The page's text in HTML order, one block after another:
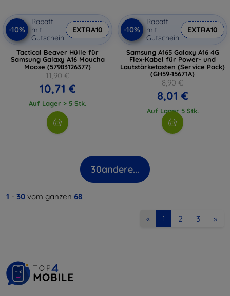
-10%
Rabatt
mit
Gutschein
EXTRA10
Tactical Beaver Hülle für
Samsung Galaxy A16 Moucha
Moose (57983126377)
11,90 €
10,71 €
Auf Lager > 5 Stk.
-10%
Rabatt
mit
Gutschein
EXTRA10
Samsung A165 Galaxy A16 4G
Flex-Kabel für Power- und
Lautstärketasten (Service Pack)
(GH59-15671A)
8,90 €
8,01 €
Auf Lager 5 Stk.
30andere...
1 - 30 vom ganzen 68.
« 1 2 3 »